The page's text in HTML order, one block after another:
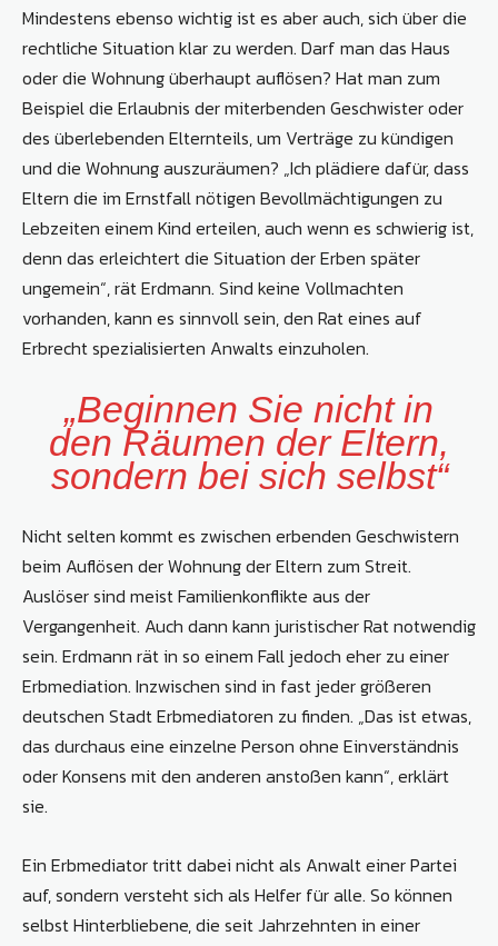
Mindestens ebenso wichtig ist es aber auch, sich über die
rechtliche Situation klar zu werden. Darf man das Haus
oder die Wohnung überhaupt auflösen? Hat man zum
Beispiel die Erlaubnis der miterbenden Geschwister oder
des überlebenden Elternteils, um Verträge zu kündigen
und die Wohnung auszuräumen? „Ich plädiere dafür, dass
Eltern die im Ernstfall nötigen Bevollmächtigungen zu
Lebzeiten einem Kind erteilen, auch wenn es schwierig ist,
denn das erleichtert die Situation der Erben später
ungemein“, rät Erdmann. Sind keine Vollmachten
vorhanden, kann es sinnvoll sein, den Rat eines auf
Erbrecht spezialisierten Anwalts einzuholen.
„Beginnen Sie nicht in
den Räumen der Eltern,
sondern bei sich selbst“
Nicht selten kommt es zwischen erbenden Geschwistern
beim Auflösen der Wohnung der Eltern zum Streit.
Auslöser sind meist Familienkonflikte aus der
Vergangenheit. Auch dann kann juristischer Rat notwendig
sein. Erdmann rät in so einem Fall jedoch eher zu einer
Erbmediation. Inzwischen sind in fast jeder größeren
deutschen Stadt Erbmediatoren zu finden. „Das ist etwas,
das durchaus eine einzelne Person ohne Einverständnis
oder Konsens mit den anderen anstoßen kann“, erklärt
sie.
Ein Erbmediator tritt dabei nicht als Anwalt einer Partei
auf, sondern versteht sich als Helfer für alle. So können
selbst Hinterbliebene, die seit Jahrzehnten in einer